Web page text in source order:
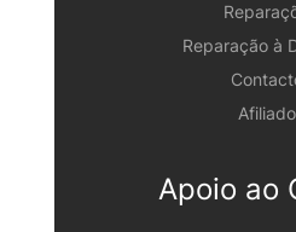
Reparação à
Apoio ao